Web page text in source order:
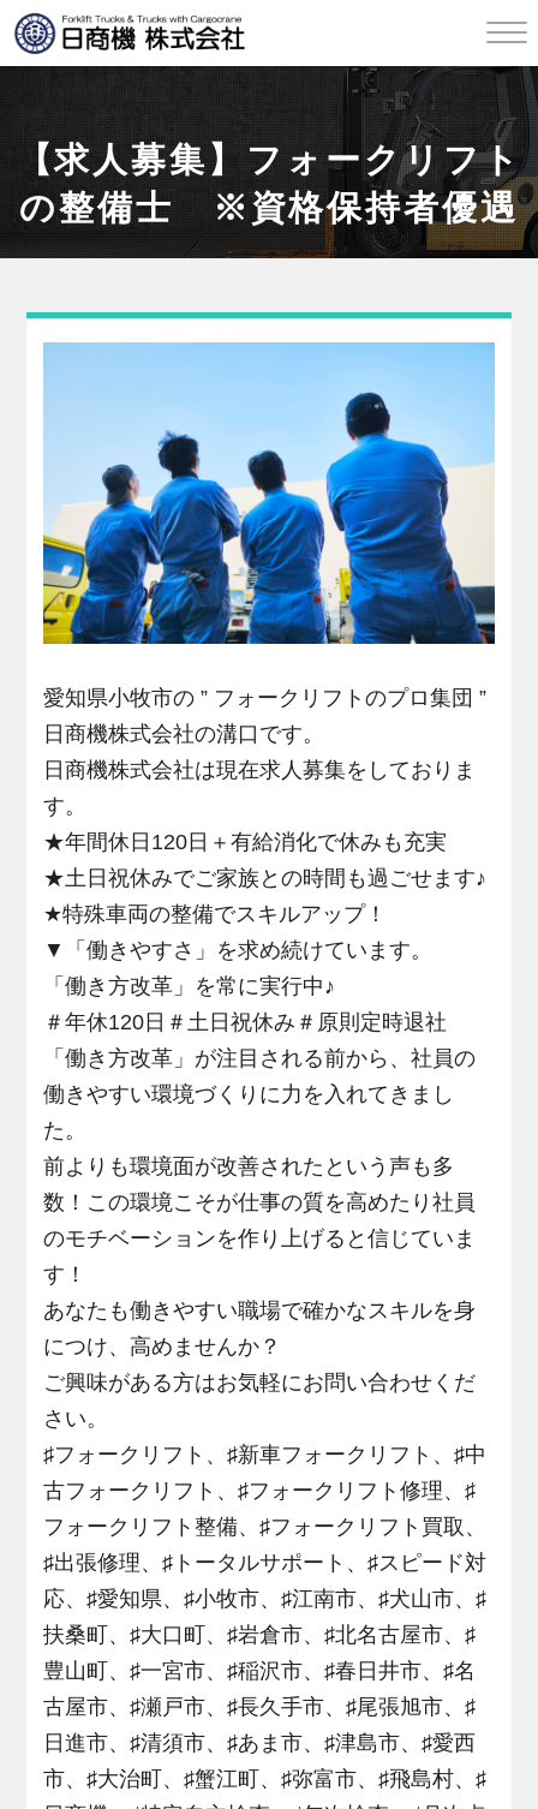
【求人募集】フォークリフト
の整備士 ※資格保持者優遇
愛知県小牧市の ” フォークリフトのプロ集団 ”
日商機株式会社の溝口です。
日商機株式会社は現在求人募集をしておりま
す。
★年間休日120日＋有給消化で休みも充実
★土日祝休みでご家族との時間も過ごせます♪
★特殊車両の整備でスキルアップ！
▼「働きやすさ」を求め続けています。
「働き方改革」を常に実行中♪
＃年休120日＃土日祝休み＃原則定時退社
「働き方改革」が注目される前から、社員の
働きやすい環境づくりに力を入れてきまし
た。
前よりも環境面が改善されたという声も多
数！この環境こそが仕事の質を高めたり社員
のモチベーションを作り上げると信じていま
す！
あなたも働きやすい職場で確かなスキルを身
につけ、高めませんか？
ご興味がある方はお気軽にお問い合わせくだ
さい。
♯フォークリフト、♯新車フォークリフト、♯中
古フォークリフト、♯フォークリフト修理、♯
フォークリフト整備、♯フォークリフト買取、
♯出張修理、♯トータルサポート、♯スピード対
応、♯愛知県、♯小牧市、♯江南市、♯犬山市、♯
扶桑町、♯大口町、♯岩倉市、♯北名古屋市、♯
豊山町、♯一宮市、♯稲沢市、♯春日井市、♯名
古屋市、♯瀬戸市、♯長久手市、♯尾張旭市、♯
日進市、♯清須市、♯あま市、♯津島市、♯愛西
市、♯大治町、♯蟹江町、♯弥富市、♯飛島村、♯